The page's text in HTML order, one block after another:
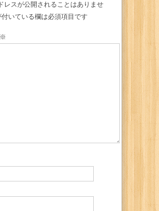
レスが公開されることはありませ
付いている欄は必須項目です
※